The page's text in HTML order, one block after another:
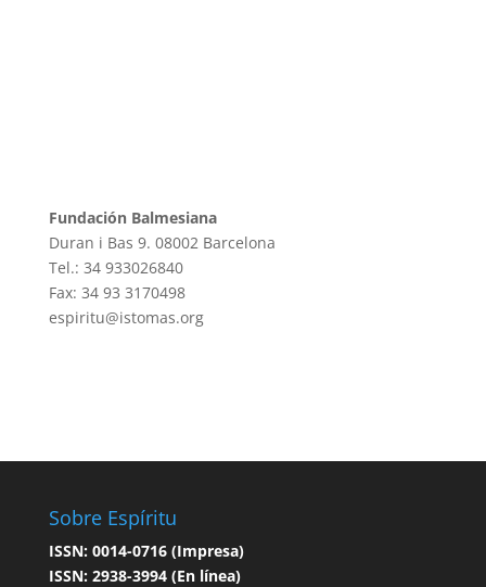
Fundación Balmesiana
Duran i Bas 9. 08002 Barcelona
Tel.: 34 933026840
Fax: 34 93 3170498
espiritu@istomas.org
Sobre Espíritu
ISSN: 0014-0716 (Impresa)
ISSN: 2938-3994 (En línea)